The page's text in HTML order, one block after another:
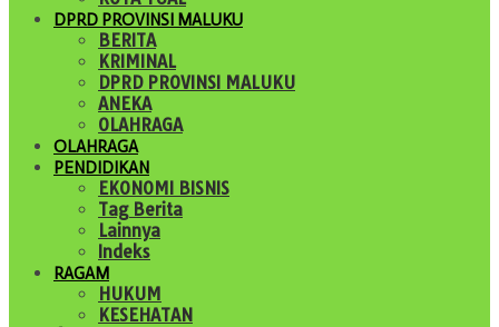
DPRD PROVINSI MALUKU
BERITA
KRIMINAL
DPRD PROVINSI MALUKU
ANEKA
OLAHRAGA
OLAHRAGA
PENDIDIKAN
EKONOMI BISNIS
Tag Berita
Lainnya
Indeks
RAGAM
HUKUM
KESEHATAN